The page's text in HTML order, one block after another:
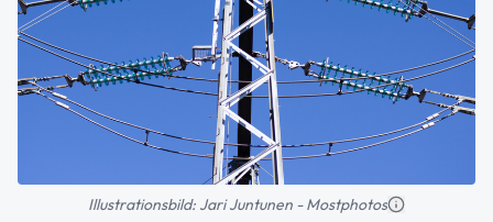
Illustrationsbild: Jari Juntunen - Mostphotos